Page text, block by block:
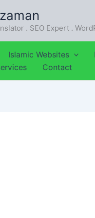
. SEO Expert .
Islamic Websites
Contact